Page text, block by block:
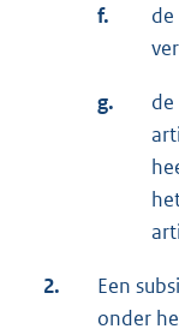
f.
g.
2.
Een
onder